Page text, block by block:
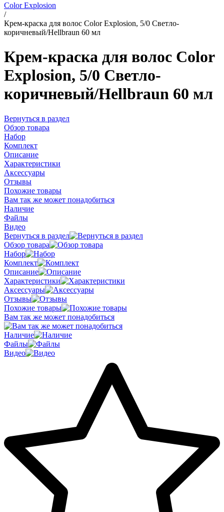
Color Explosion
/
Крем-краска для волос Color Explosion, 5/0 Светло-
коричневый/Hеllbraun 60 мл
Крем-краска для волос Color
Explosion, 5/0 Светло-
коричневый/Hеllbraun 60 мл
Вернуться в раздел
Обзор товара
Набор
Комплект
Описание
Характеристики
Аксессуары
Отзывы
Похожие товары
Вам так же может понадобиться
Наличие
Файлы
Видео
Вернуться в раздел
Обзор товара
Набор
Комплект
Описание
Характеристики
Аксессуары
Отзывы
Похожие товары
Вам так же может понадобиться
Наличие
Файлы
Видео